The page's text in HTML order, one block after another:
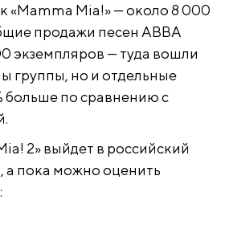
«Mamma Mia!» — около 8 000
продажи песен ABBA
экземпляров — туда вошли
группы, но и отдельные
больше по сравнению с
2» выйдет в российский
а пока можно оценить